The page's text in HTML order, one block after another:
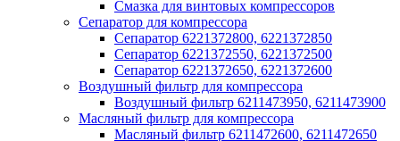
Смазка для винтовых компрессоров
Сепаратор для компрессора
Сепаратор 6221372800, 6221372850
Сепаратор 6221372550, 6221372500
Сепаратор 6221372650, 6221372600
Воздушный фильтр для компрессора
Воздушный фильтр 6211473950, 6211473900
Масляный фильтр для компрессора
Масляный фильтр 6211472600, 6211472650